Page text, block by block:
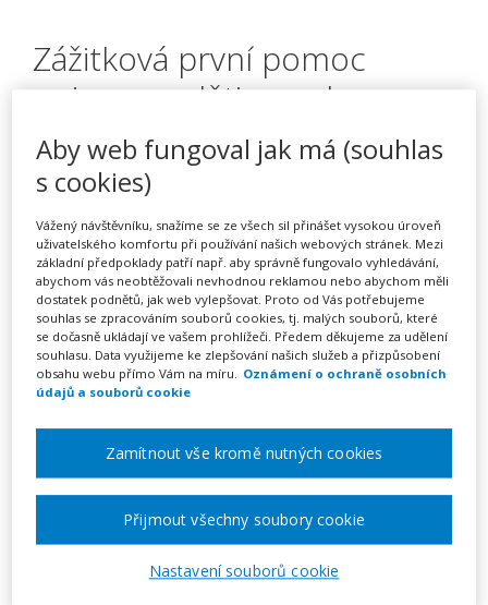
Zážitková první pomoc
nejen pro děti a pedagogy
PořádáAkredika o.p.s.
TERMÍN
na klíč
MÍSTO
Celá ČR
Popis akce
V kurzu se budeme zabývat tím, jak
Aby web fungoval jak má (souhlas
s cookies)
Vážený návštěvníku, snažíme se ze všech sil přinášet vysokou úroveň
uživatelského komfortu při používání našich webových stránek. Mezi
základní předpoklady patří např. aby správně fungovalo vyhledávání,
abychom vás neobtěžovali nevhodnou reklamou nebo abychom měli
dostatek podnětů, jak web vylepšovat. Proto od Vás potřebujeme
souhlas se zpracováním souborů cookies, tj. malých souborů, které
se dočasně ukládají ve vašem prohlížeči. Předem děkujeme za udělení
souhlasu. Data využijeme ke zlepšování našich služeb a přizpůsobení
obsahu webu přímo Vám na míru. Oznámení o ochraně osobních
údajů a souborů cookie
Nastavení souborů cookie
Zamítnout vše kromě nutných cookies
Přijmout všechny soubory cookie